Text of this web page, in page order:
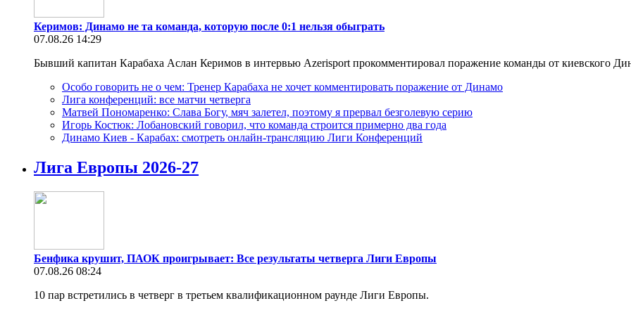
Керимов: Динамо не та команда, которую после 0:1 нельзя обыграть
07.08.26 14:29
Бывший капитан Карабаха Аслан Керимов в интервью Azerisport прокомментировал поражение команды от киевского
Особо говорить не о чем: Тренер Карабаха не хочет комментировать поражение от Динамо
Лига конференций: все матчи четверга
Матвей Пономаренко: Слава Богу, мяч залетел, поэтому я прервал безголевую серию
Игорь Костюк: Лобановский говорил, что команда строится примерно два года
Динамо Киев - Карабах: смотреть онлайн-трансляцию Лиги Конференций
Лига Европы 2026-27
Бенфика крушит, ПАОК проигрывает: Все результаты четверга Лиги Европы
07.08.26 08:24
10 пар встретились в четверг в третьем квалификационном раунде Лиги Европы.